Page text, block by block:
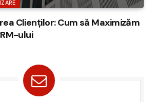
Clienților: Cum să Maximizăm
ului